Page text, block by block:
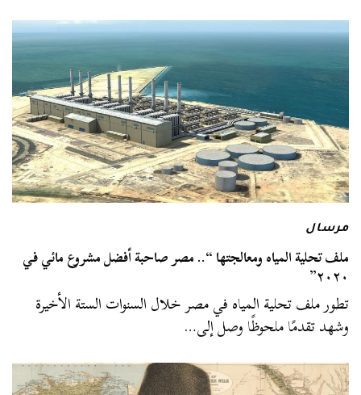
مرسال
ملف تحلية المياه ومعالجتها “.. مصر صاحبة أفضل مشروع مائي في
٢٠٢٠”
تطور ملف تحلية المياه في مصر خلال السنوات الستة الأخيرة
وشهد تقدمًا ملحوظًا وصل إلى…